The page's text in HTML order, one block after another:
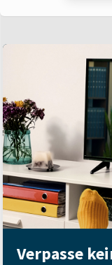
Verpasse